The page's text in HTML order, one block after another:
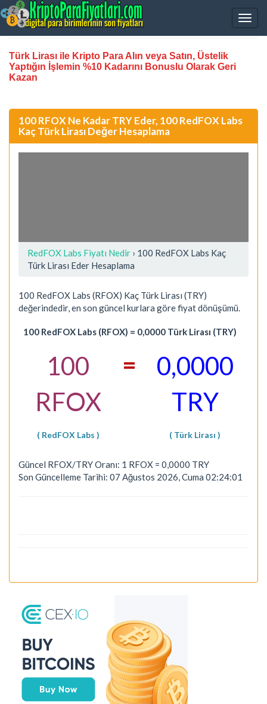
Türk Lirası ile Kripto Para Alın veya Satın, Üstelik
Yaptığın İşlemin %10 Kadarını Bonuslu Olarak Geri
Kazan
100 RFOX Ne Kadar TRY Eder, 100 RedFOX Labs
Kaç Türk Lirası Değer Hesaplama
RedFOX Labs Fiyatı Nedir › 100 RedFOX Labs Kaç
Türk Lirası Eder Hesaplama
100 RedFOX Labs (RFOX) Kaç Türk Lirası (TRY)
değerindedir, en son güncel kurlara göre fiyat dönüşümü.
100 RedFOX Labs (RFOX) = 0,0000 Türk Lirası (TRY)
100
RFOX
=
0,0000
TRY
( RedFOX Labs ) ( Türk Lirası )
Güncel RFOX/TRY Oranı: 1 RFOX = 0,0000 TRY
Son Güncelleme Tarihi: 07 Ağustos 2026, Cuma 02:24:01